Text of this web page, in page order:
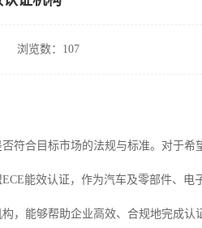
浏览数：107
符合目标市场的法规与标准。对于希
能效认证，作为汽车及零部件、电
，能够帮助企业高效、合规地完成认